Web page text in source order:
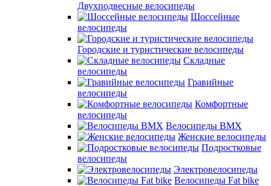
Двухподвесные велосипеды
Шоссейные
велосипеды
Городские и туристические велосипеды
Складные
велосипеды
Гравийные
велосипеды
Комфортные
велосипеды
Велосипеды BMX
Женские велосипеды
Подростковые
велосипеды
Электровелосипеды
Велосипеды Fat bike